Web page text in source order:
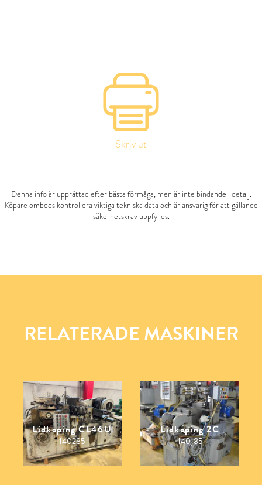
Skriv ut
Denna info är upprättad efter bästa förmåga, men är inte bindande i detalj.
Köpare ombeds kontrollera viktiga tekniska data och är ansvarig för att gällande
säkerhetskrav uppfylles.
RELATERADE MASKINER
Lidkoping CL46U
140285
Lidkoping 2C
140185